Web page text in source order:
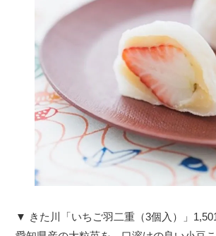
▼ きた川「いちご羽二重（3個入）」